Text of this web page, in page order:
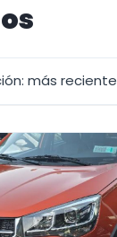
más reciente